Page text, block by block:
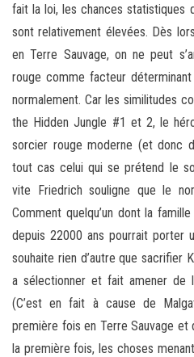
fait la loi, les chances statistiques
sont relativement élevées. Dès
en Terre Sauvage, on ne peut
rouge comme facteur
normalement. Car les similitudes
the Hidden Jungle #1 et 2, le
sorcier rouge moderne (et donc
tout cas celui qui se prétend le
vite Friedrich souligne que le
Comment quelqu’un dont la
depuis 22000 ans pourrait porter
souhaite rien d’autre que sacrifier
a sélectionner et fait amener de
(C’est en fait à cause de
première fois en Terre Sauvage et
la première fois, les choses